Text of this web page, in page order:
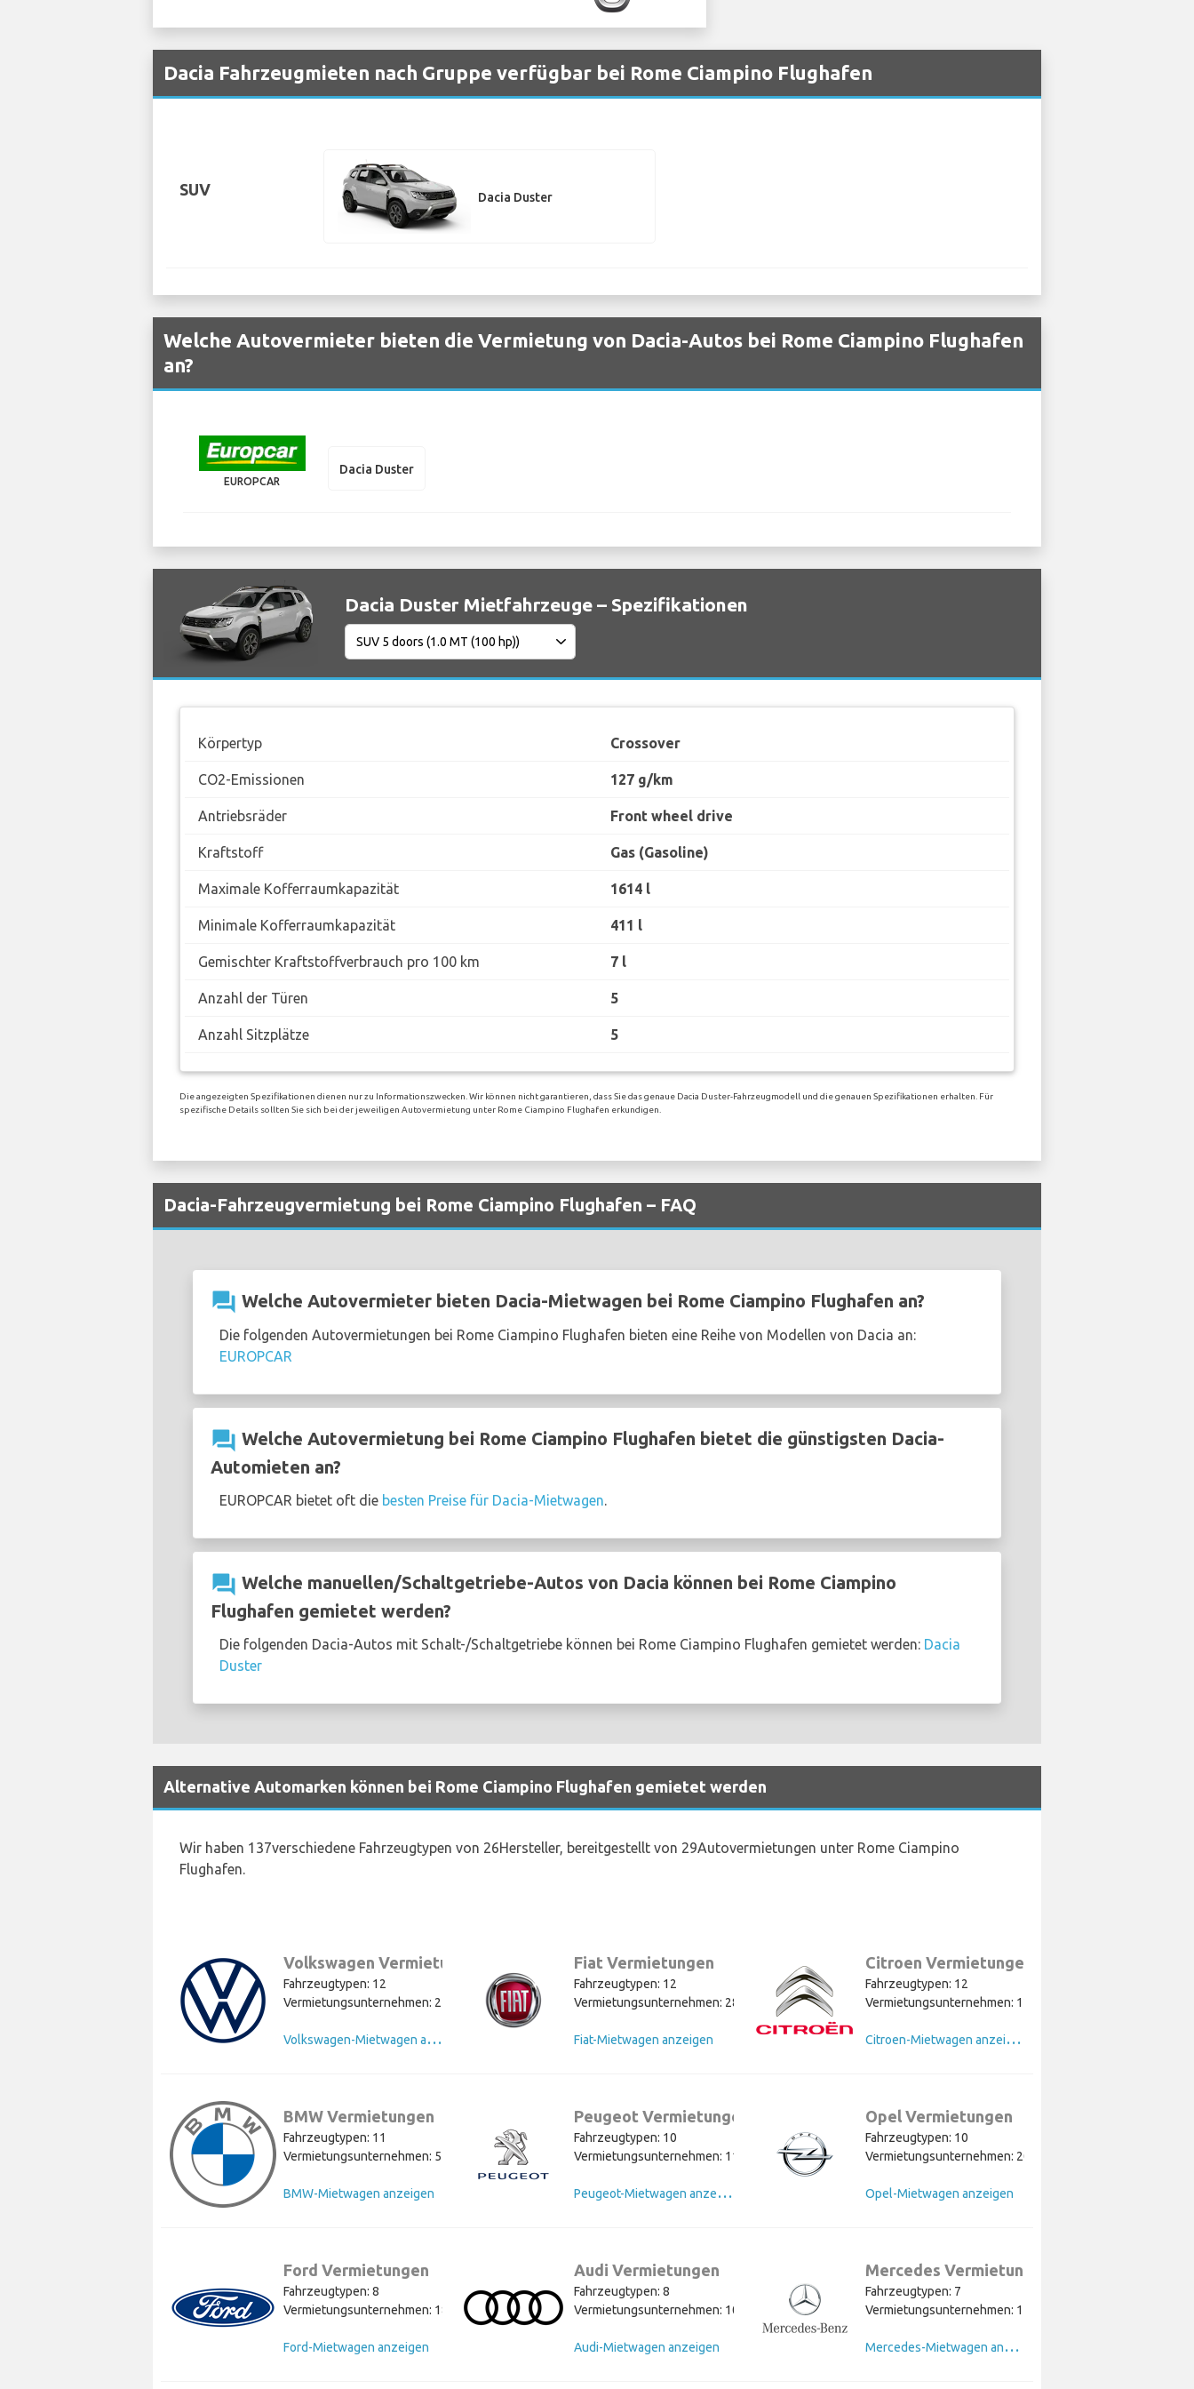
Dacia Fahrzeugmieten nach Gruppe verfügbar bei Rome Ciampino Flughafen
SUV Dacia Duster
Welche Autovermieter bieten die Vermietung von Dacia-Autos bei Rome Ciampino Flughafen
an?
EUROPCAR
Dacia Duster
Dacia Duster Mietfahrzeuge – Spezifikationen
Körpertyp Crossover
CO2-Emissionen 127 g/km
Antriebsräder Front wheel drive
Kraftstoff Gas (Gasoline)
Maximale Kofferraumkapazität 1614 l
Minimale Kofferraumkapazität 411 l
Gemischter Kraftstoffverbrauch pro 100 km 7 l
Anzahl der Türen 5
Anzahl Sitzplätze 5
Die angezeigten Spezifikationen dienen nur zu Informationszwecken. Wir können nicht garantieren, dass Sie das genaue Dacia Duster-Fahrzeugmodell und die genauen Spezifikationen erhalten. Für
spezifische Details sollten Sie sich bei der jeweiligen Autovermietung unter Rome Ciampino Flughafen erkundigen.
Dacia-Fahrzeugvermietung bei Rome Ciampino Flughafen – FAQ
question_answer Welche Autovermieter bieten Dacia-Mietwagen bei Rome Ciampino Flughafen an?
Die folgenden Autovermietungen bei Rome Ciampino Flughafen bieten eine Reihe von Modellen von Dacia an:
EUROPCAR
question_answer Welche Autovermietung bei Rome Ciampino Flughafen bietet die günstigsten Dacia-
Automieten an?
EUROPCAR bietet oft die besten Preise für Dacia-Mietwagen.
question_answer Welche manuellen/Schaltgetriebe-Autos von Dacia können bei Rome Ciampino
Flughafen gemietet werden?
Die folgenden Dacia-Autos mit Schalt-/Schaltgetriebe können bei Rome Ciampino Flughafen gemietet werden: Dacia
Duster
Alternative Automarken können bei Rome Ciampino Flughafen gemietet werden
Wir haben 137verschiedene Fahrzeugtypen von 26Hersteller, bereitgestellt von 29Autovermietungen unter Rome Ciampino
Flughafen.
Volkswagen Vermietungen
Fahrzeugtypen: 12
Vermietungsunternehmen: 21
V
olkswagen-Mietwagen anzeigen
Fiat Vermietungen
Fahrzeugtypen: 12
Vermietungsunternehmen: 28
Fiat-Mietwagen anzeigen
Citroen Vermietungen
Fahrzeugtypen: 12
Vermietungsunternehmen: 12
C
itroen-Mietwagen anzeigen
BMW Vermietungen
Fahrzeugtypen: 11
Vermietungsunternehmen: 5
BMW-Mietwagen anzeigen
Peugeot Vermietungen
Fahrzeugtypen: 10
Vermietungsunternehmen: 11
P
eugeot-Mietwagen anzeigen
Opel Vermietungen
Fahrzeugtypen: 10
Vermietungsunternehmen: 20
Opel-Mietwagen anzeigen
Ford Vermietungen
Fahrzeugtypen: 8
Vermietungsunternehmen: 18
Ford-Mietwagen anzeigen
Audi Vermietungen
Fahrzeugtypen: 8
Vermietungsunternehmen: 10
Audi-Mietwagen anzeigen
Mercedes Vermietungen
Fahrzeugtypen: 7
Vermietungsunternehmen: 11
M
ercedes-Mietwagen anzeigen